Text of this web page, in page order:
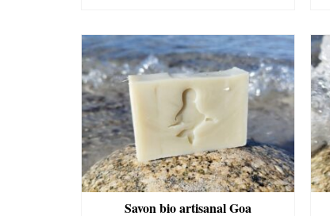
Savon bio artisanal Goa